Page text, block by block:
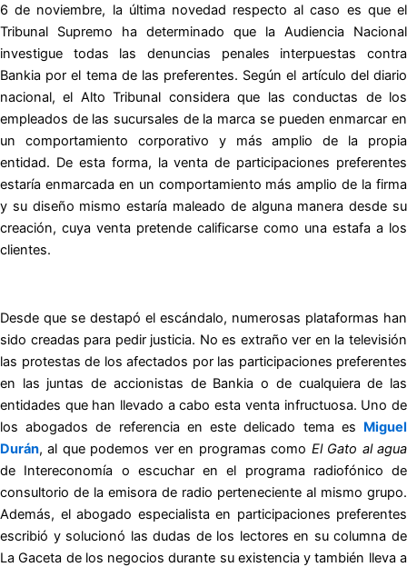
6 de noviembre, la última novedad respecto al caso es que el
Tribunal Supremo ha determinado que la Audiencia Nacional
investigue todas las denuncias penales interpuestas contra
Bankia por el tema de las preferentes. Según el artículo del diario
nacional, el Alto Tribunal considera que las conductas de los
empleados de las sucursales de la marca se pueden enmarcar en
un comportamiento corporativo y más amplio de la propia
entidad. De esta forma, la venta de participaciones preferentes
estaría enmarcada en un comportamiento más amplio de la firma
y su diseño mismo estaría maleado de alguna manera desde su
creación, cuya venta pretende calificarse como una estafa a los
clientes.
Desde que se destapó el escándalo, numerosas plataformas han
sido creadas para pedir justicia. No es extraño ver en la televisión
las protestas de los afectados por las participaciones preferentes
en las juntas de accionistas de Bankia o de cualquiera de las
entidades que han llevado a cabo esta venta infructuosa. Uno de
los abogados de referencia en este delicado tema es Miguel
Durán, al que podemos ver en programas como El Gato al agua
de Intereconomía o escuchar en el programa radiofónico de
consultorio de la emisora de radio perteneciente al mismo grupo.
Además, el abogado especialista en participaciones preferentes
escribió y solucionó las dudas de los lectores en su columna de
La Gaceta de los negocios durante su existencia y también lleva a